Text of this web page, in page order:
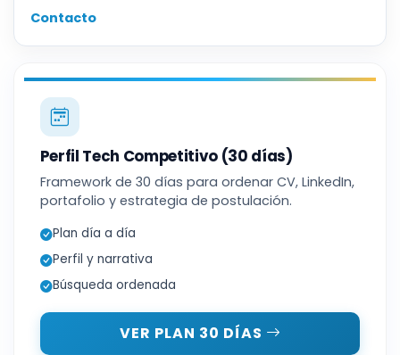
Contacto
Perfil Tech Competitivo (30 días)
Framework de 30 días para ordenar CV, LinkedIn,
portafolio y estrategia de postulación.
Plan día a día
Perfil y narrativa
Búsqueda ordenada
VER PLAN 30 DÍAS